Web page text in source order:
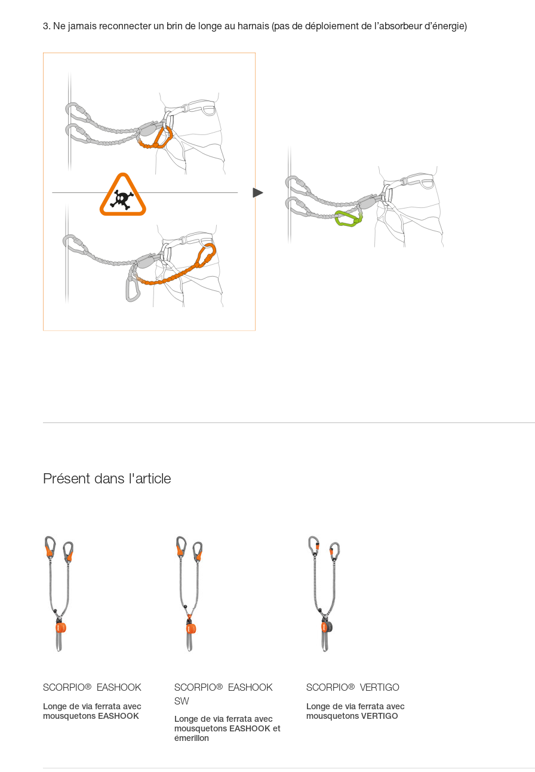
3. Ne jamais reconnecter un brin de longe au harnais (pas de déploiement de l’absorbeur d’énergie)
Présent dans l'article
SCORPIO® EASHOOK
Longe de via ferrata avec
mousquetons EASHOOK
SCORPIO®
EASHOOK
SW
Longe de via ferrata avec
mousquetons EASHOOK et
émerillon
SCORPIO® VERTIGO
Longe de via ferrata avec
mousquetons VERTIGO